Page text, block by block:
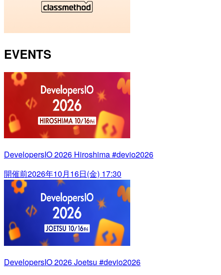
EVENTS
DevelopersIO 2026 Hiroshima #devio2026
開催前2026年10月16日(金) 17:30
DevelopersIO 2026 Joetsu #devio2026